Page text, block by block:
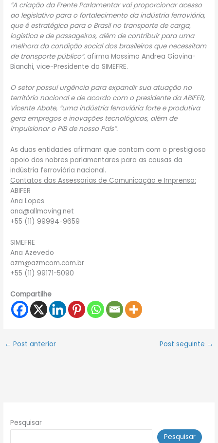
“A criação da Frente Parlamentar vai proporcionar acesso
ao legislativo para o fortalecimento da indústria ferroviária,
que é estratégica para o Brasil no transporte de carga,
logística e de passageiros, além de contribuir para uma
melhora da condição social dos brasileiros que necessitam
de transporte público”, afirma Massimo Andrea Giavina-
Bianchi, vice-Presidente do SIMEFRE.
O setor possui urgência para expandir sua atuação no
território nacional e de acordo com o presidente da ABIFER,
Vicente Abate, “uma indústria ferroviária forte e produtiva
gera empregos e inovações tecnológicas, além de
impulsionar o PIB de nosso País”.
As duas entidades afirmam que contam com o prestigioso
apoio dos nobres parlamentares para as causas da
indústria ferroviária nacional.
Contatos das Assessorias de Comunicação e Imprensa:
ABIFER
Ana Lopes
ana@allmoving.net
+55 (11) 99994-9659
SIMEFRE
Ana Azevedo
azm@azmcom.com.br
+55 (11) 99171-5090
Compartilhe
← Post anterior Post seguinte →
Pesquisar
Pesquisar